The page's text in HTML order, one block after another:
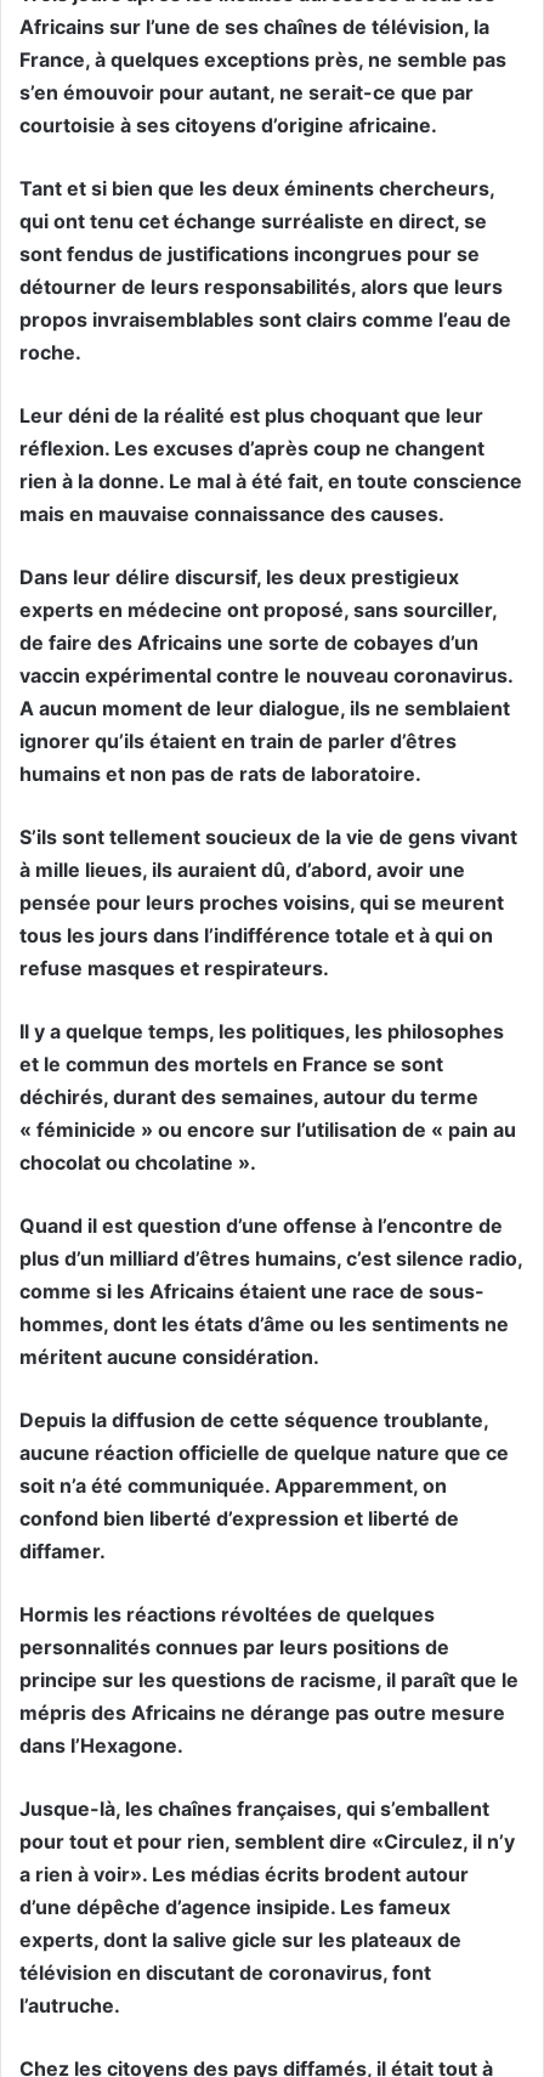
Africains sur l’une de ses chaînes de télévision, la
France, à quelques exceptions près, ne semble pas
s’en émouvoir pour autant, ne serait-ce que par
courtoisie à ses citoyens d’origine africaine.
Tant et si bien que les deux éminents chercheurs,
qui ont tenu cet échange surréaliste en direct, se
sont fendus de justifications incongrues pour se
détourner de leurs responsabilités, alors que leurs
propos invraisemblables sont clairs comme l’eau de
roche.
Leur déni de la réalité est plus choquant que leur
réflexion. Les excuses d’après coup ne changent
rien à la donne. Le mal à été fait, en toute conscience
mais en mauvaise connaissance des causes.
Dans leur délire discursif, les deux prestigieux
experts en médecine ont proposé, sans sourciller,
de faire des Africains une sorte de cobayes d’un
vaccin expérimental contre le nouveau coronavirus.
A aucun moment de leur dialogue, ils ne semblaient
ignorer qu’ils étaient en train de parler d’êtres
humains et non pas de rats de laboratoire.
S’ils sont tellement soucieux de la vie de gens vivant
à mille lieues, ils auraient dû, d’abord, avoir une
pensée pour leurs proches voisins, qui se meurent
tous les jours dans l’indifférence totale et à qui on
refuse masques et respirateurs.
Il y a quelque temps, les politiques, les philosophes
et le commun des mortels en France se sont
déchirés, durant des semaines, autour du terme
« féminicide » ou encore sur l’utilisation de « pain au
chocolat ou chcolatine ».
Quand il est question d’une offense à l’encontre de
plus d’un milliard d’êtres humains, c’est silence radio,
comme si les Africains étaient une race de sous-
hommes, dont les états d’âme ou les sentiments ne
méritent aucune considération.
Depuis la diffusion de cette séquence troublante,
aucune réaction officielle de quelque nature que ce
soit n’a été communiquée. Apparemment, on
confond bien liberté d’expression et liberté de
diffamer.
Hormis les réactions révoltées de quelques
personnalités connues par leurs positions de
principe sur les questions de racisme, il paraît que le
mépris des Africains ne dérange pas outre mesure
dans l’Hexagone.
Jusque-là, les chaînes françaises, qui s’emballent
pour tout et pour rien, semblent dire «Circulez, il n’y
a rien à voir». Les médias écrits brodent autour
d’une dépêche d’agence insipide. Les fameux
experts, dont la salive gicle sur les plateaux de
télévision en discutant de coronavirus, font
l’autruche.
Chez les citoyens des pays diffamés, il était tout à